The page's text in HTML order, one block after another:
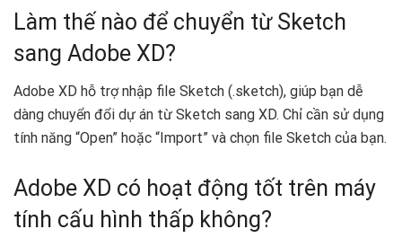
Làm thế nào để chuyển từ Sketch
sang Adobe XD?
Adobe XD hỗ trợ nhập file Sketch (.sketch), giúp bạn dễ
dàng chuyển đổi dự án từ Sketch sang XD. Chỉ cần sử dụng
tính năng “Open” hoặc “Import” và chọn file Sketch của bạn.
Adobe XD có hoạt động tốt trên máy
tính cấu hình thấp không?